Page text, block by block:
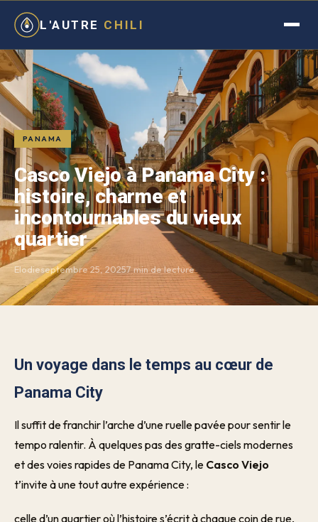
L'AUTRE CHILI
PANAMA
Casco Viejo à Panama City :
histoire, charme et
incontournables du vieux
quartier
Elodieseptembre 25, 20257 min de lecture
Un voyage dans le temps au cœur de
Panama City
Il suffit de franchir l’arche d’une ruelle pavée pour sentir le
tempo ralentir. À quelques pas des gratte-ciels modernes
et des voies rapides de Panama City, le Casco Viejo
t’invite à une tout autre expérience :
celle d’un quartier où l’histoire s’écrit à chaque coin de rue,